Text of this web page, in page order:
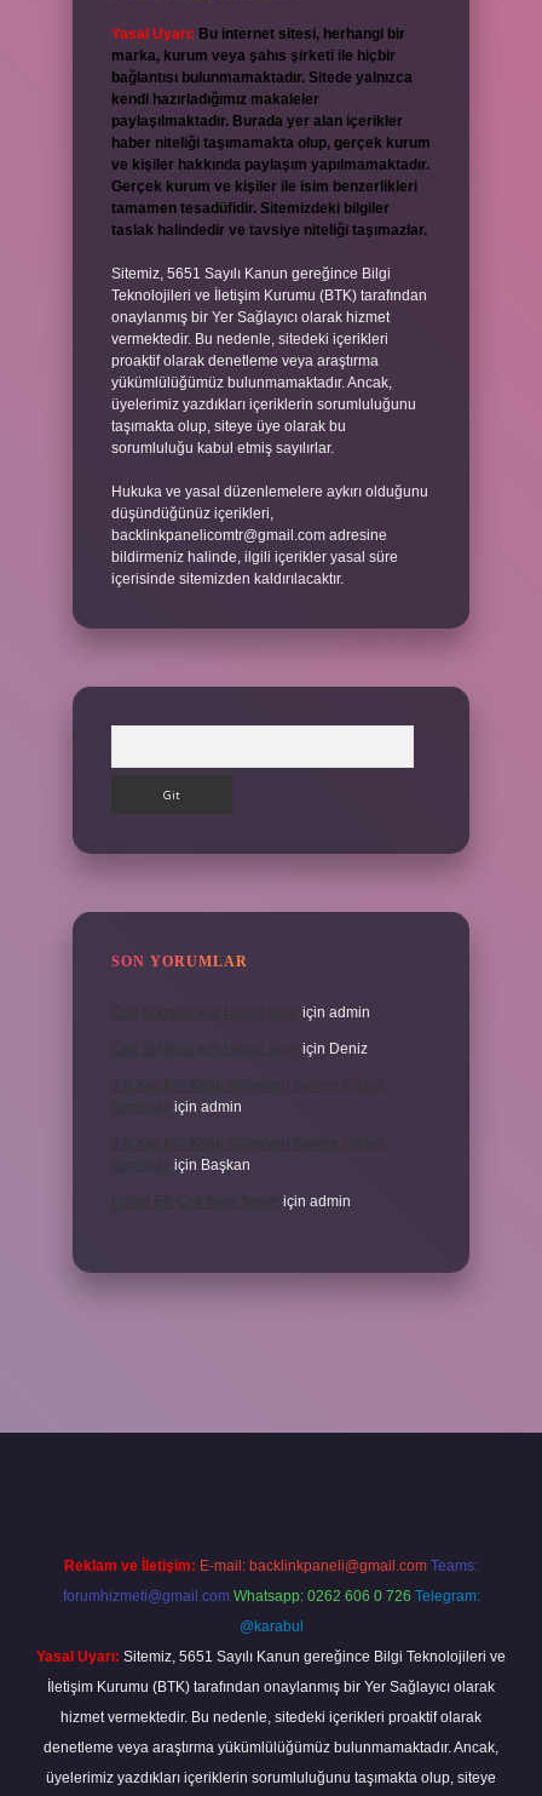
Yasal Uyarı: Bu internet sitesi, herhangi bir
marka, kurum veya şahıs şirketi ile hiçbir
bağlantısı bulunmamaktadır. Sitede yalnızca
kendi hazırladığımız makaleler
paylaşılmaktadır. Burada yer alan içerikler
haber niteliği taşımamakta olup, gerçek kurum
ve kişiler hakkında paylaşım yapılmamaktadır.
Gerçek kurum ve kişiler ile isim benzerlikleri
tamamen tesadüfidir. Sitemizdeki bilgiler
taslak halindedir ve tavsiye niteliği taşımazlar.
Sitemiz, 5651 Sayılı Kanun gereğince Bilgi
Teknolojileri ve İletişim Kurumu (BTK) tarafından
onaylanmış bir Yer Sağlayıcı olarak hizmet
vermektedir. Bu nedenle, sitedeki içerikleri
proaktif olarak denetleme veya araştırma
yükümlülüğümüz bulunmamaktadır. Ancak,
üyelerimiz yazdıkları içeriklerin sorumluluğunu
taşımakta olup, siteye üye olarak bu
sorumluluğu kabul etmiş sayılırlar.
Hukuka ve yasal düzenlemelere aykırı olduğunu
düşündüğünüz içerikleri,
backlinkpanelicomtr@gmail.com adresine
bildirmeniz halinde, ilgili içerikler yasal süre
içerisinde sitemizden kaldırılacaktır.
SON YORUMLAR
için admin
için Deniz
için admin
için Başkan
için admin
Reklam ve İletişim: E-mail: backlinkpaneli@gmail.com Teams:
forumhizmeti@gmail.com Whatsapp: 0262 606 0 726 Telegram:
@karabul
Yasal Uyarı: Sitemiz, 5651 Sayılı Kanun gereğince Bilgi Teknolojileri ve
İletişim Kurumu (BTK) tarafından onaylanmış bir Yer Sağlayıcı olarak
hizmet vermektedir. Bu nedenle, sitedeki içerikleri proaktif olarak
denetleme veya araştırma yükümlülüğümüz bulunmamaktadır. Ancak,
üyelerimiz yazdıkları içeriklerin sorumluluğunu taşımakta olup, siteye